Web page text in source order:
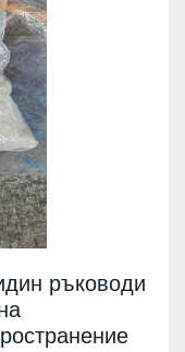
ръководи